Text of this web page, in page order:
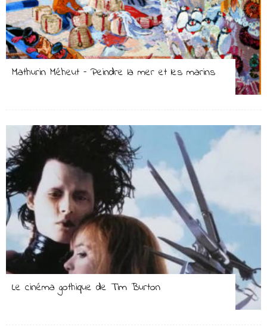
Mathurin Méheut – Peindre la mer et les marins
Le cinéma gothique de Tim Burton